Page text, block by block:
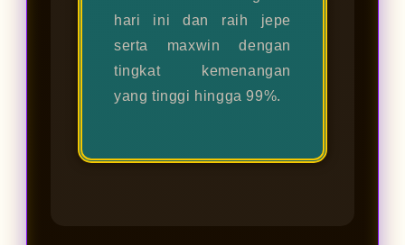
hari ini dan raih jepe
serta maxwin dengan
tingkat kemenangan
yang tinggi hingga 99%.